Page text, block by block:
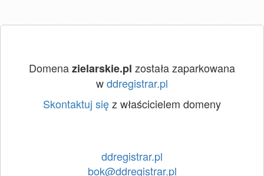
Domenazielarskie.pl została zaparkowana
wddregistrar.pl
Skontaktuj sięz właścicielem domeny
ddregistrar.pl
bok@ddregistrar.pl